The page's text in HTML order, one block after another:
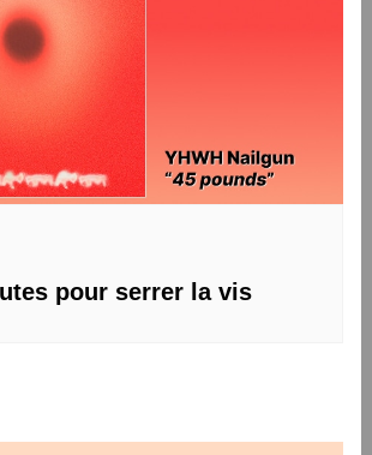
pour serrer la vis